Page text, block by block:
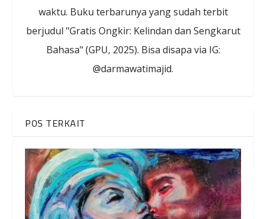
waktu. Buku terbarunya yang sudah terbit
berjudul "Gratis Ongkir: Kelindan dan Sengkarut
Bahasa" (GPU, 2025). Bisa disapa via IG:
@darmawatimajid.
POS TERKAIT